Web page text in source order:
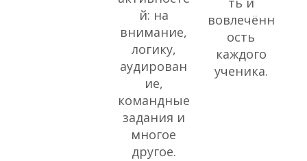
й: на
внимание,
логику,
аудирован
ие,
командные
задания и
многое
другое.
вовлечённ
ость
каждого
ученика.